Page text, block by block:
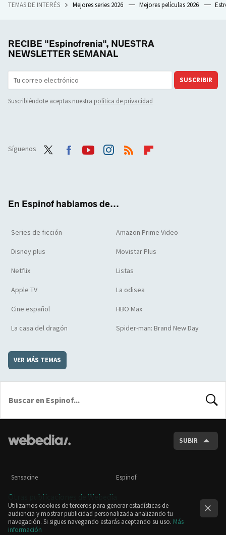
TEMAS DE INTERÉS Mejores series 2026 Mejores películas 2026
RECIBE "Espinofrenia", NUESTRA
NEWSLETTER SEMANAL
SUSCRIBIR
Suscribiéndote aceptas nuestra política de privacidad
Síguenos
En Espinof hablamos de...
Series de ficción Amazon Prime Video
Disney plus Movistar Plus
Netflix Listas
Apple TV La odisea
Cine español HBO Max
La casa del dragón Spider-man: Brand New Day
VER MÁS TEMAS
SUBIR
Sensacine Espinof
Otras publicaciones de Webedia
Utilizamos cookies de terceros para generar estadísticas de
audiencia y mostrar publicidad personalizada analizando tu
navegación. Si sigues navegando estarás aceptando su uso. Más
información